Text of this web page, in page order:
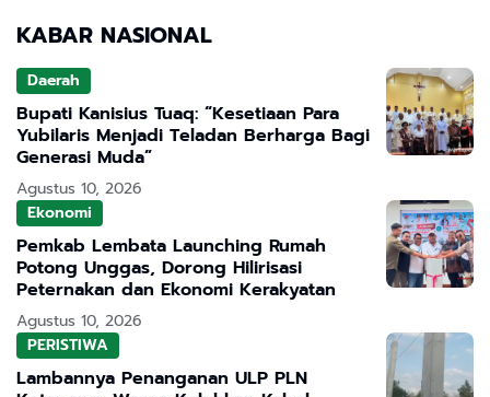
KABAR NASIONAL
Daerah
Bupati Kanisius Tuaq: “Kesetiaan Para
Yubilaris Menjadi Teladan Berharga Bagi
Generasi Muda”
Agustus 10, 2026
Ekonomi
Pemkab Lembata Launching Rumah
Potong Unggas, Dorong Hilirisasi
Peternakan dan Ekonomi Kerakyatan
Agustus 10, 2026
PERISTIWA
Lambannya Penanganan ULP PLN